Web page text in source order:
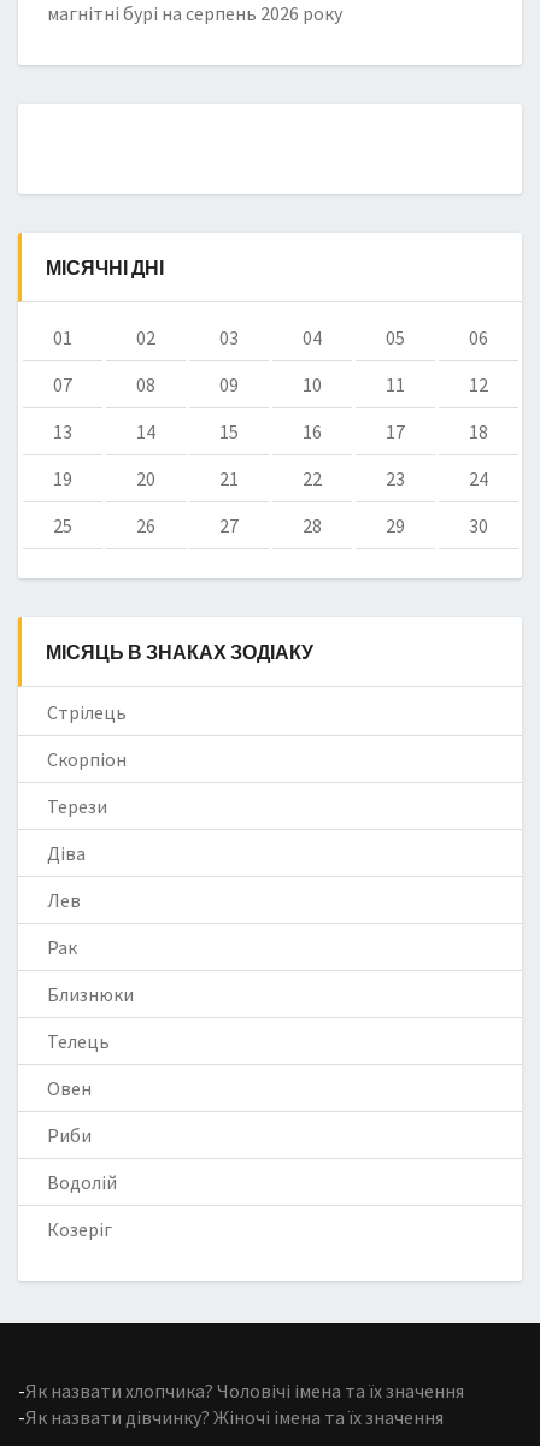
магнітні бурі на серпень 2026 року
МІСЯЧНІ ДНІ
01 02 03 04 05
06
07
08 09 10 11
12
13
14 15 16 17
18
19
20 21 22 23
24
25
26 27 28 29 30
МІСЯЦЬ В ЗНАКАХ ЗОДІАКУ
Стрілець
Скорпіон
Терези
Діва
Лев
Рак
Близнюки
Телець
Овен
Риби
Водолій
Козеріг
-Як назвати хлопчика? Чоловічі імена та їх значення
-Як назвати дівчинку? Жіночі імена та їх значення